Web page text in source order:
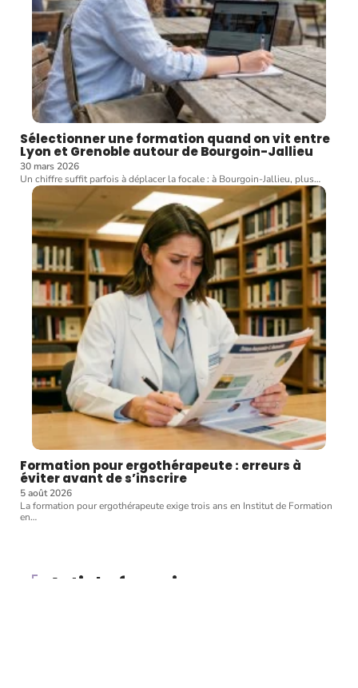
Sélectionner une formation quand on vit entre
Lyon et Grenoble autour de Bourgoin-Jallieu
30 mars 2026
Un chiffre suffit parfois à déplacer la focale : à Bourgoin-Jallieu, plus…
Formation pour ergothérapeute : erreurs à
éviter avant de s’inscrire
5 août 2026
La formation pour ergothérapeute exige trois ans en Institut de Formation
en…
Article favori